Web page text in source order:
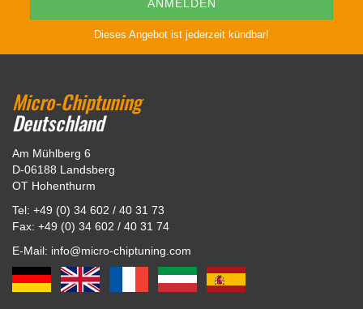
Dieses Angebot ist jederzeit kündbar!
Micro-Chiptuning
Deutschland
Am Mühlberg 6
D-06188 Landsberg
OT Hohenthurm
Tel: +49 (0) 34 602 / 40 31 73
Fax: +49 (0) 34 602 / 40 31 74
E-Mail: info@micro-chiptuning.com